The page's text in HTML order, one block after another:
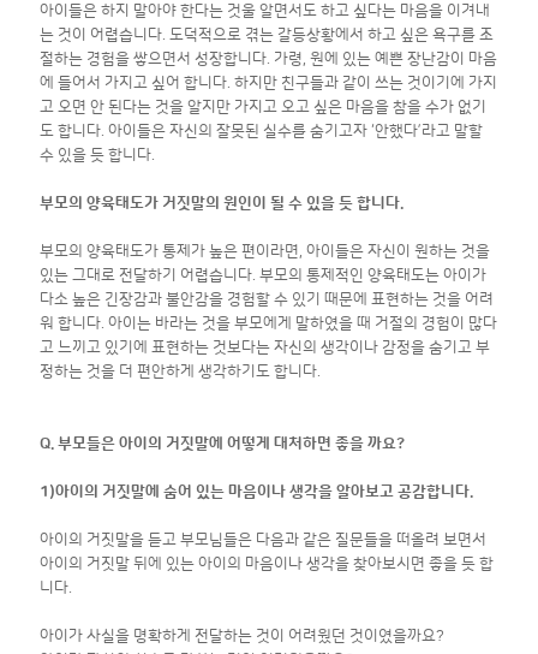
아이들은 하지 말아야 한다는 것울 알면서도 하고 싶다는 마음을 이겨내
는 것이 어렵습니다. 도덕적으로 겪는 갈등상황에서 하고 싶은 욕구를 조
절하는 경험을 쌓으면서 성장합니다. 가령, 원에 있는 예쁜 장난감이 마음
에 들어서 가지고 싶어 합니다. 하지만 친구들과 같이 쓰는 것이기에 가지
고 오면 안 된다는 것을 알지만 가지고 오고 싶은 마음을 참을 수가 없기
도 합니다. 아이들은 자신의 잘못된 실수를 숨기고자 ‘안했다’라고 말할
수 있을 듯 합니다.
부모의 양육태도가 거짓말의 원인이 될 수 있을 듯 합니다.
부모의 양육태도가 통제가 높은 편이라면, 아이들은 자신이 원하는 것을
있는 그대로 전달하기 어렵습니다. 부모의 통제적인 양육태도는 아이가
다소 높은 긴장감과 불안감을 경험할 수 있기 때문에 표현하는 것을 어려
워 합니다. 아이는 바라는 것을 부모에게 말하였을 때 거절의 경험이 많다
고 느끼고 있기에 표현하는 것보다는 자신의 생각이나 감정을 숨기고 부
정하는 것을 더 편안하게 생각하기도 합니다.
Q. 부모들은 아이의 거짓말에 어떻게 대처하면 좋을 까요?
1)아이의 거짓말에 숨어 있는 마음이나 생각을 알아보고 공감합니다.
아이의 거짓말을 듣고 부모님들은 다음과 같은 질문들을 떠올려 보면서
아이의 거짓말 뒤에 있는 아이의 마음이나 생각을 찾아보시면 좋을 듯 합
니다.
아이가 사실을 명확하게 전달하는 것이 어려웠던 것이였을까요?